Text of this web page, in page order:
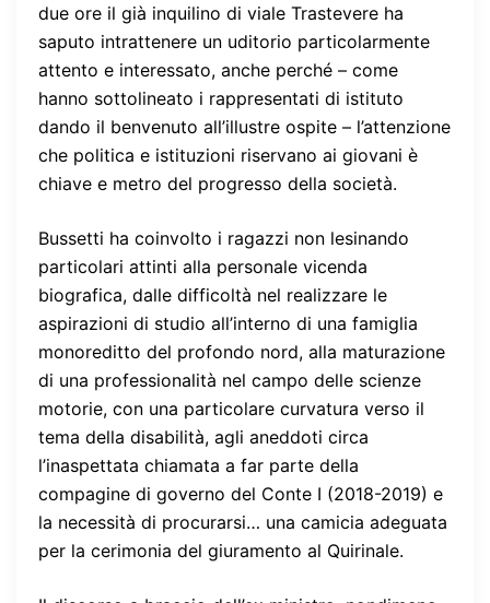
due ore il già inquilino di viale Trastevere ha
saputo intrattenere un uditorio particolarmente
attento e interessato, anche perché – come
hanno sottolineato i rappresentati di istituto
dando il benvenuto all’illustre ospite – l’attenzione
che politica e istituzioni riservano ai giovani è
chiave e metro del progresso della società.
Bussetti ha coinvolto i ragazzi non lesinando
particolari attinti alla personale vicenda
biografica, dalle difficoltà nel realizzare le
aspirazioni di studio all’interno di una famiglia
monoreditto del profondo nord, alla maturazione
di una professionalità nel campo delle scienze
motorie, con una particolare curvatura verso il
tema della disabilità, agli aneddoti circa
l’inaspettata chiamata a far parte della
compagine di governo del Conte I (2018-2019) e
la necessità di procurarsi… una camicia adeguata
per la cerimonia del giuramento al Quirinale.